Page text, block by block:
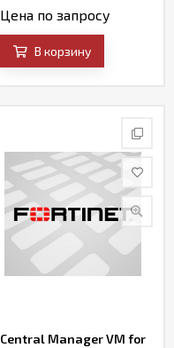
Цена по запросу
В корзину
Central Manager VM for